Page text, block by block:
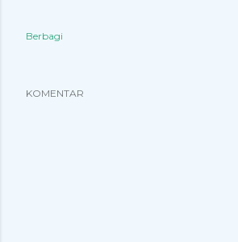
Berbagi
KOMENTAR